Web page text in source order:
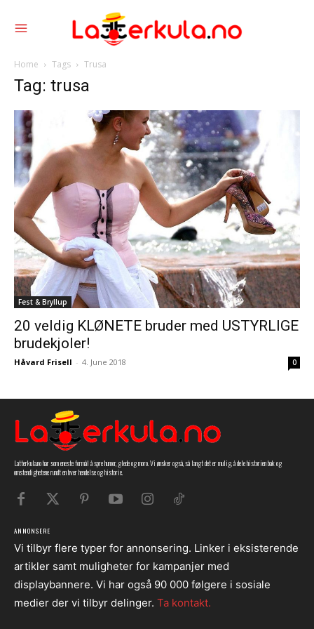
Home Tags Trusa
Tag: trusa
Fest & Bryllup
20 veldig KLØNETE bruder med USTYRLIGE
brudekjoler!
Håvard Frisell - 4. June 2018 0
Latterkula.no har som eneste formål å spre humor, glede og moro. Vi ønsker også, så langt det er mulig, å dele historien bak og
omstendighetene rundt en hver hendelse og historie.
ANNONSERE
Vi tilbyr flere typer for annonsering. Linker i eksisterende
artikler samt muligheter for kampanjer med
displaybannere. Vi har også 90 000 følgere i sosiale
medier der vi tilbyr delinger. Ta kontakt.